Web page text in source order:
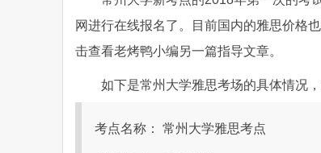
网进行在线报名了。目前国内的雅思价格
击查看老烤鸭小编另一篇指导文章。
如下是常州大学雅思考场的具体情况
考点名称： 常州大学雅思考点